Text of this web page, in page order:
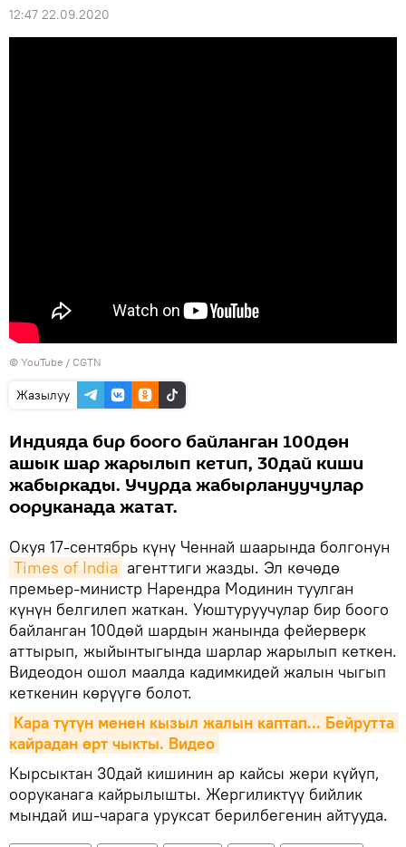
12:47 22.09.2020
© YouTube / CGTN
Жазылуу
Индияда бир боого байланган 100дөн
ашык шар жарылып кетип, 30дай киши
жабыркады. Учурда жабырлануучулар
ооруканада жатат.
Окуя 17-сентябрь күнү Ченнай шаарында болгонун
Times of India агенттиги жазды. Эл көчөдө
премьер-министр Нарендра Модинин туулган
күнүн белгилеп жаткан. Уюштуруучулар бир боого
байланган 100дөй шардын жанында фейерверк
аттырып, жыйынтыгында шарлар жарылып кеткен.
Видеодон ошол маалда кадимкидей жалын чыгып
кеткенин көрүүгө болот.
Кара түтүн менен кызыл жалын каптап... Бейрутта
кайрадан өрт чыкты. Видео
Кырсыктан 30дай кишинин ар кайсы жери күйүп,
ооруканага кайрылышты. Жергиликтүү бийлик
мындай иш-чарага уруксат берилбегенин айтууда.